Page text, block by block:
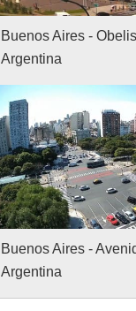
Buenos Aires -
Argentina
Buenos Aires -
Argentina